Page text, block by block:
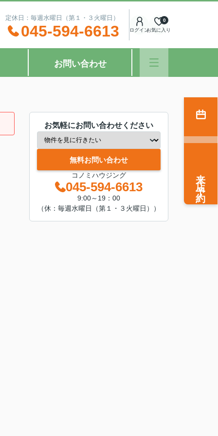
休日：毎週水曜日（第１・３火曜日）
045-594-6613 ログインお気に入り
0
お問い合わせ
お気軽にお問い合わせください
無料お問い合わせ
コノミハウジング
045-594-6613
9:00～19：00
（休：毎週水曜日（第１・３火曜日））
来店予約